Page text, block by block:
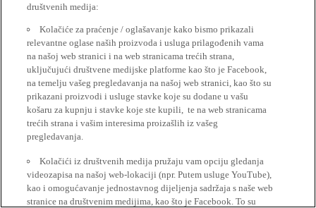
društvenih medija:
Kolačiće za praćenje / oglašavanje kako bismo prikazali
relevantne oglase naših proizvoda i usluga prilagođenih vama
na našoj web stranici i na web stranicama trećih strana,
uključujući društvene medijske platforme kao što je Facebook,
na temelju vašeg pregledavanja na našoj web stranici, kao što su
prikazani proizvodi i usluge stavke koje su dodane u vašu
košaru za kupnju i stavke koje ste kupili, te na web stranicama
trećih strana i vašim interesima proizašlih iz vašeg
pregledavanja.
Kolačići iz društvenih medija pružaju vam opciju gledanja
videozapisa na našoj web-lokaciji (npr. Putem usluge YouTube),
kao i omogućavanje jednostavnog dijeljenja sadržaja s naše web
stranice na društvenim medijima, kao što je Facebook. To su